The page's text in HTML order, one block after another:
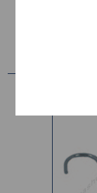
ΝΑΥΤΙΚΑ